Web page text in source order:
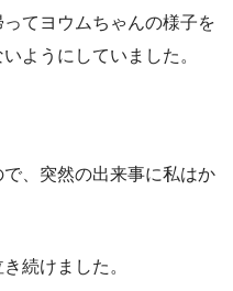
てヨウムちゃんの様子を
ようにしていました。
、突然の出来事に私はか
続けました。